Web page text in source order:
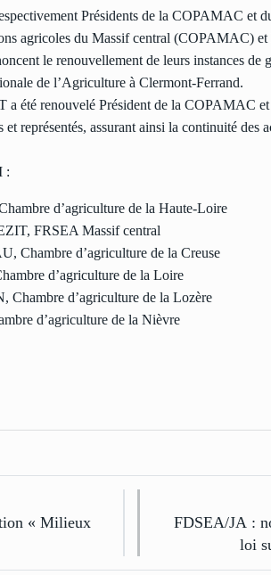
Présidents de la COPAMAC et
agricoles du Massif central (COPAMAC)
le renouvellement de leurs instances de
de l’Agriculture à Clermont-Ferrand.
été renouvelé Président de la COPAMAC
représentés, assurant ainsi la continuité des
:
d’agriculture de la Haute-Loire
FRSEA Massif central
Chambre d’agriculture de la Creuse
d’agriculture de la Loire
d’agriculture de la Lozère
d’agriculture de la Nièvre
« Milieux
FDSEA/JA :
loi